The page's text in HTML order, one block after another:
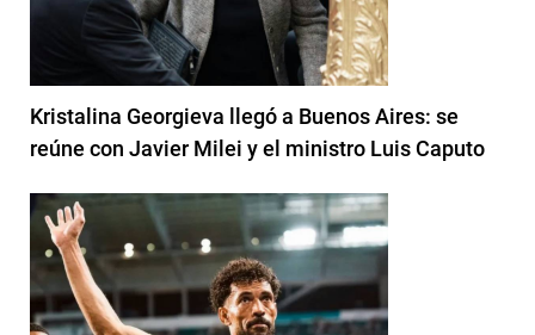
Kristalina Georgieva llegó a Buenos Aires: se
reúne con Javier Milei y el ministro Luis Caputo